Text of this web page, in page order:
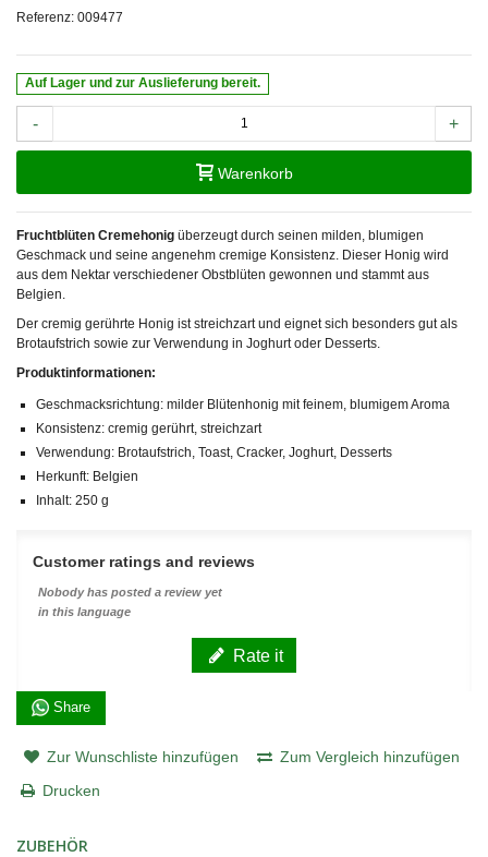
Referenz: 009477
Auf Lager und zur Auslieferung bereit.
- +
Warenkorb
Fruchtblüten Cremehonig überzeugt durch seinen milden, blumigen
Geschmack und seine angenehm cremige Konsistenz. Dieser Honig wird
aus dem Nektar verschiedener Obstblüten gewonnen und stammt aus
Belgien.
Der cremig gerührte Honig ist streichzart und eignet sich besonders gut als
Brotaufstrich sowie zur Verwendung in Joghurt oder Desserts.
Produktinformationen:
Geschmacksrichtung: milder Blütenhonig mit feinem, blumigem Aroma
Konsistenz: cremig gerührt, streichzart
Verwendung: Brotaufstrich, Toast, Cracker, Joghurt, Desserts
Herkunft: Belgien
Inhalt: 250 g
Customer ratings and reviews
Nobody has posted a review yet
in this language
Rate it
Share
Zur Wunschliste hinzufügen
Zum Vergleich hinzufügen
Drucken
ZUBEHÖR